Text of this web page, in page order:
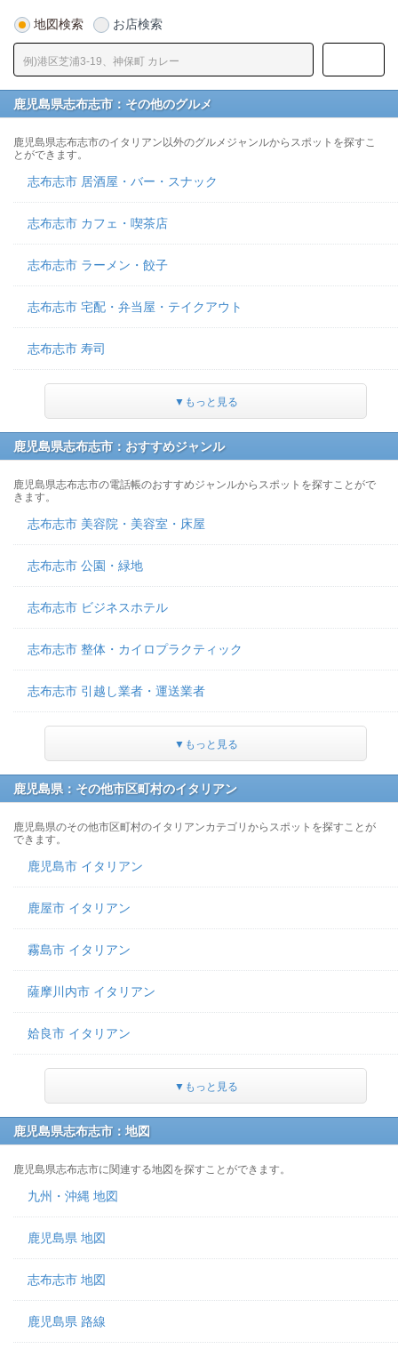
地図検索 お店検索
鹿児島県志布志市：その他のグルメ
鹿児島県志布志市のイタリアン以外のグルメジャンルからスポットを探すこ
とができます。
志布志市 居酒屋・バー・スナック
志布志市 カフェ・喫茶店
志布志市 ラーメン・餃子
志布志市 宅配・弁当屋・テイクアウト
志布志市 寿司
▼もっと見る
鹿児島県志布志市：おすすめジャンル
鹿児島県志布志市の電話帳のおすすめジャンルからスポットを探すことがで
きます。
志布志市 美容院・美容室・床屋
志布志市 公園・緑地
志布志市 ビジネスホテル
志布志市 整体・カイロプラクティック
志布志市 引越し業者・運送業者
▼もっと見る
鹿児島県：その他市区町村のイタリアン
鹿児島県のその他市区町村のイタリアンカテゴリからスポットを探すことが
できます。
鹿児島市 イタリアン
鹿屋市 イタリアン
霧島市 イタリアン
薩摩川内市 イタリアン
姶良市 イタリアン
▼もっと見る
鹿児島県志布志市：地図
鹿児島県志布志市に関連する地図を探すことができます。
九州・沖縄 地図
鹿児島県 地図
志布志市 地図
鹿児島県 路線